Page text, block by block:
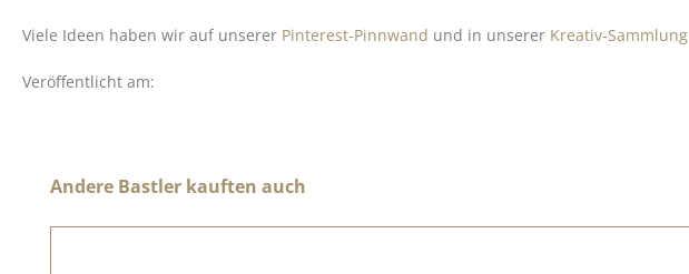
Viele Ideen haben wir auf unserer Pinterest-Pinnwand und in unserer Kreativ-Sammlung
Veröffentlicht am:
Produktgalerie überspringen
Andere Bastler kauften auch